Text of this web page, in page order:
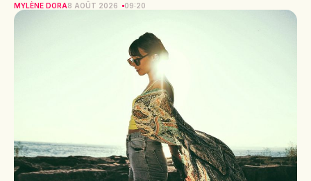
MYLÈNE DORA8 AOÛT 2026 09:20